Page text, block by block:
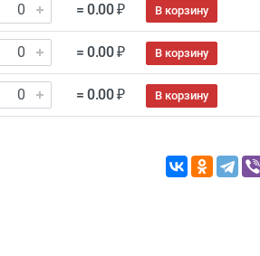
= 0.00 ₽ В корзину
= 0.00 ₽ В корзину
= 0.00 ₽ В корзину